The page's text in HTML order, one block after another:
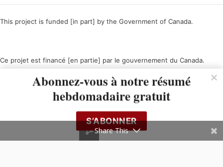
This project is funded [in part] by the Government of Canada.
Ce projet est financé [en partie] par le gouvernement du Canada.
Abonnez-vous à notre résumé
hebdomadaire gratuit
S’ABONNER
Share This